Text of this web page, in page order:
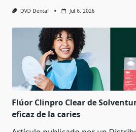
DVD Dental Jul 6, 2026
Flúor Clinpro Clear de
eficaz de la caries